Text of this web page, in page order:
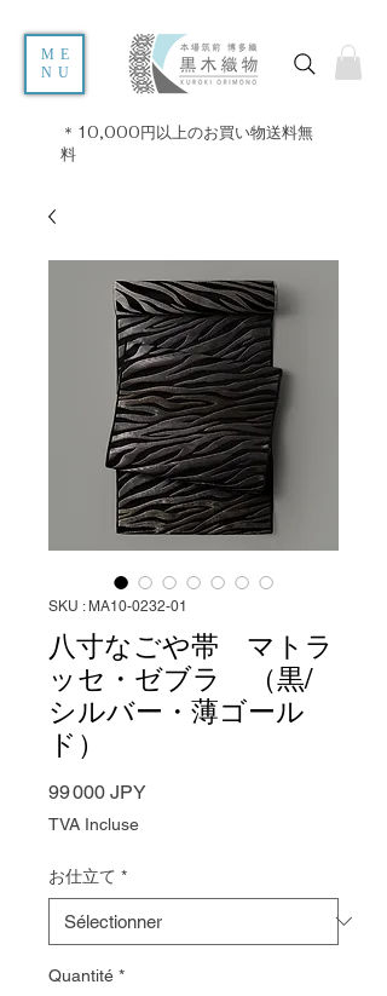
ME
NU
＊10,000円以上のお買い物送料無
料
SKU : MA10-0232-01
八寸なごや帯 マトラ
ッセ・ゼブラ （黒/
シルバー・薄ゴール
ド）
99 000 JPYPrix
TVA Incluse
お仕立て *
Quantité *